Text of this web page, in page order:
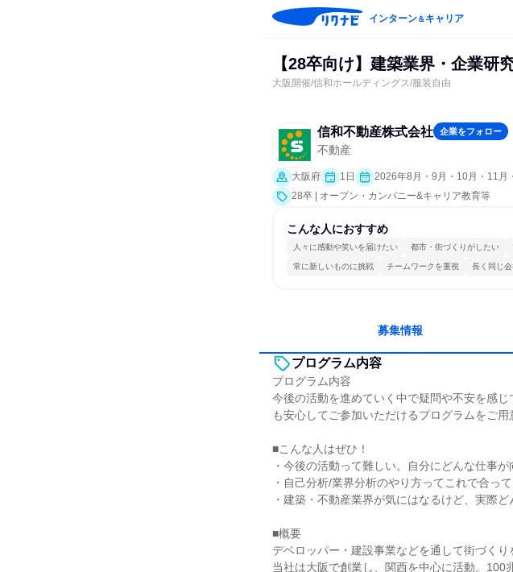
インターン＆キャリア
【28卒向け】建築業界・企業研
大阪開催/信和ホールディングス/服装自由
信和不動産株式会社 企業をフォロー
不動産
大阪府 1日
2026年8月・9月・10月・11月
28卒 | オープン・カンパニー&キャリア教育等
こんな人におすすめ
人々に感動や笑いを届けたい 都市・街づくりがしたい
常に新しいものに挑戦 チームワークを重視 長く同じ
募集情報
プログラム内容
プログラム内容
今後の活動を進めていく中で疑問や不安を感
も安心してご参加いただけるプログラムをご用
■こんな人はぜひ！
・今後の活動って難しい。自分にどんな仕事
・自己分析/業界分析のやり方ってこれで合っ
・建築・不動産業界が気にはなるけど、実際
■概要
デベロッパー・建設事業などを通して街づく
当社は大阪で創業し、関西を中心に活動。